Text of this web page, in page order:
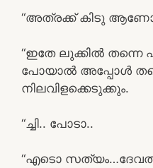
“അത്രക്ക് കിടു
“ഇതേ ലുക്കിൽ തന്നെ
പോയാൽ അപ്പോൾ
നിലവിളക്കെടുക്കും.
“ച്ചി.. പോടാ..
“എടൊ